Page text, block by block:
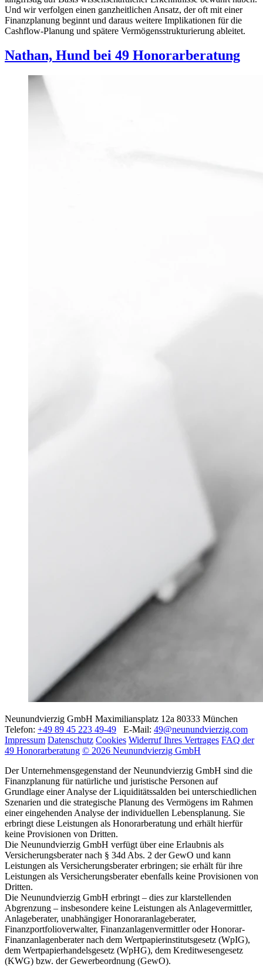
Und wir verfolgen einen ganzheitlichen Ansatz, der oft mit einer
Finanzplanung beginnt und daraus weitere Implikationen für die
Cashflow-Planung und spätere Vermögensstrukturierung ableitet.
Nathan, Hund bei 49 Honorarberatung
Neunundvierzig GmbH Maximiliansplatz 12a 80333 München
Telefon: +49 89 45 223 49-49 E-Mail: 49@neunundvierzig.com
Impressum Datenschutz Cookies Widerruf Ihres Vertrages FAQ der
49 Honorarberatung © 2026 Neunundvierzig GmbH
Der Unternehmensgegenstand der Neunundvierzig GmbH sind die
Finanzplanung für natürliche und juristische Personen auf
Grundlage einer Analyse der Liquiditätssalden bei unterschiedlichen
Szenarien und die strategische Planung des Vermögens im Rahmen
einer eingehenden Analyse der individuellen Lebensplanung. Sie
erbringt diese Leistungen als Honorarberatung und erhält hierfür
keine Provisionen von Dritten.
Die Neunundvierzig GmbH verfügt über eine Erlaubnis als
Versicherungsberater nach § 34d Abs. 2 der GewO und kann
Leistungen als Versicherungsberater erbringen; sie erhält für ihre
Leistungen als Versicherungsberater ebenfalls keine Provisionen von
Dritten.
Die Neunundvierzig GmbH erbringt – dies zur klarstellenden
Abgrenzung – insbesondere keine Leistungen als Anlagevermittler,
Anlageberater, unabhängiger Honoraranlageberater,
Finanzportfolioverwalter, Finanzanlagenvermittler oder Honorar-
Finanzanlagenberater nach dem Wertpapierinstitutsgesetz (WpIG),
dem Wertpapierhandelsgesetz (WpHG), dem Kreditwesengesetz
(KWG) bzw. der Gewerbeordnung (GewO).